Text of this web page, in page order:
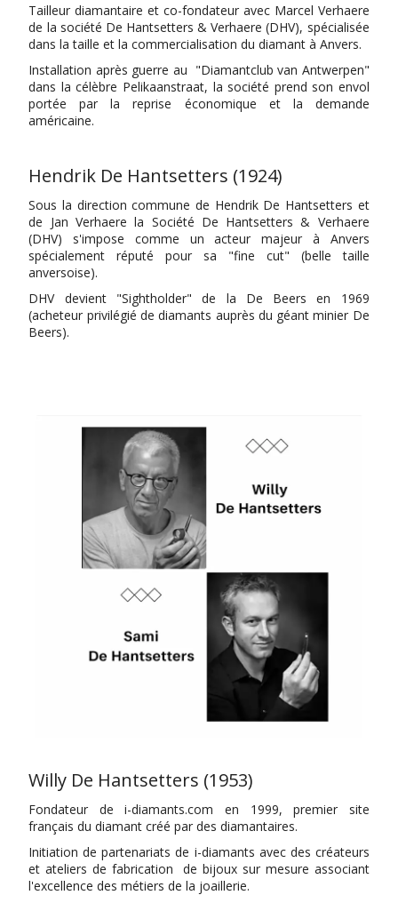
Tailleur diamantaire et co-fondateur avec Marcel Verhaere
de la société De Hantsetters & Verhaere (DHV), spécialisée
dans la taille et la commercialisation du diamant à Anvers.
Installation après guerre au "Diamantclub van Antwerpen"
dans la célèbre Pelikaanstraat, la société prend son envol
portée par la reprise économique et la demande
américaine.
Hendrik De Hantsetters (1924)
Sous la direction commune de Hendrik De Hantsetters et
de Jan Verhaere la Société De Hantsetters & Verhaere
(DHV) s'impose comme un acteur majeur à Anvers
spécialement réputé pour sa "fine cut" (belle taille
anversoise).
DHV devient "Sightholder" de la De Beers en 1969
(acheteur privilégié de diamants auprès du géant minier De
Beers).
Willy De Hantsetters (1953)
Fondateur de i-diamants.com en 1999, premier site
français du diamant créé par des diamantaires.
Initiation de partenariats de i-diamants avec des créateurs
et ateliers de fabrication de bijoux sur mesure associant
l'excellence des métiers de la joaillerie.